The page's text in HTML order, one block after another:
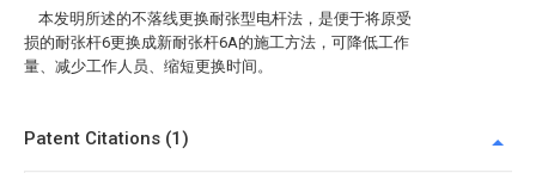
本发明所述的不落线更换耐张型电杆法，是便于将原受
损的耐张杆6更换成新耐张杆6A的施工方法，可降低工作
量、减少工作人员、缩短更换时间。
Patent Citations (1)